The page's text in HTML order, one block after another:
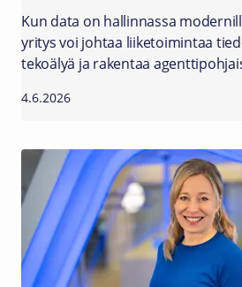
Kun data on hallinnassa
yritys voi johtaa liiketoimintaa
tekoälyä ja rakentaa
4.6.2026